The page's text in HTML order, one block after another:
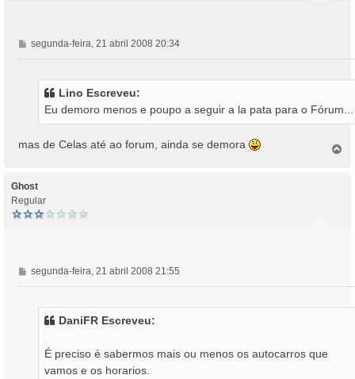
M
e
m
segunda-feira, 21 abril 2008 20:34
Lino Escreveu:
Eu demoro menos e poupo a seguir a la pata para o Fórum...
mas de Celas até ao forum, ainda se demora
Ghost
Regular
M
e
segunda-feira, 21 abril 2008 21:55
DaniFR Escreveu:
É preciso é sabermos mais ou menos os autocarros que
vamos e os horarios.